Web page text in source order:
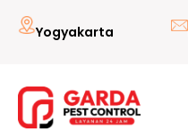
Lewati
Yogyakarta